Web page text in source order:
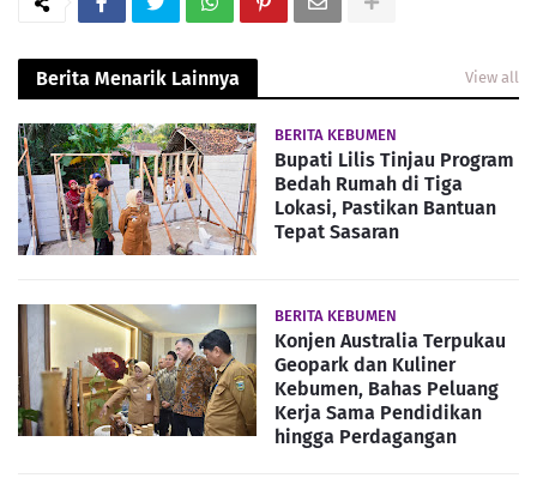
Berita Menarik Lainnya View all
BERITA KEBUMEN
Bupati Lilis Tinjau Program
Bedah Rumah di Tiga
Lokasi, Pastikan Bantuan
Tepat Sasaran
BERITA KEBUMEN
Konjen Australia Terpukau
Geopark dan Kuliner
Kebumen, Bahas Peluang
Kerja Sama Pendidikan
hingga Perdagangan